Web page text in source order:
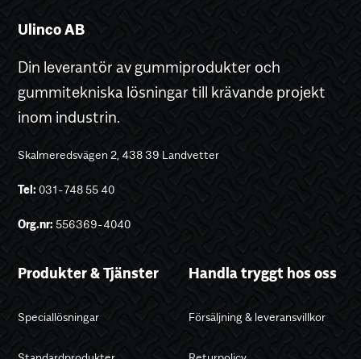
Ulinco AB
Din leverantör av gummiprodukter och
gummitekniska lösningar till krävande projekt
inom industrin.
Skalmeredsvägen 2, 438 39 Landvetter
Tel: 031-748 55 40
Org.nr: 556369-4040
Produkter & Tjänster
Speciallösningar
Handla tryggt hos oss
Försäljning & leveransvillkor